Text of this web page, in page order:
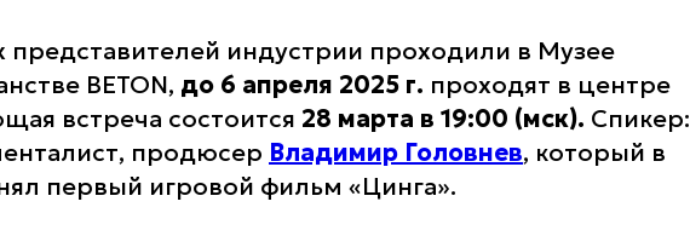
индустрии проходили в Музее
BETON, до 6 апреля 2025 г. проходят в центре
встреча состоится 28 марта в 19:00 (мск). Спикер:
продюсер Владимир Головнев, который в
первый игровой фильм «Цинга».